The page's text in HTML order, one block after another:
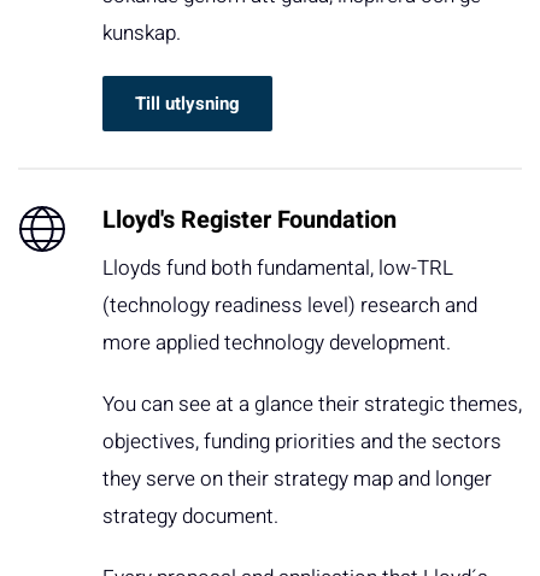
kunskap.
Till utlysning
Lloyd's Register Foundation
Lloyds fund both fundamental, low-TRL
(technology readiness level) research and
more applied technology development.
You can see at a glance their strategic themes,
objectives, funding priorities and the sectors
they serve on their strategy map and longer
strategy document.